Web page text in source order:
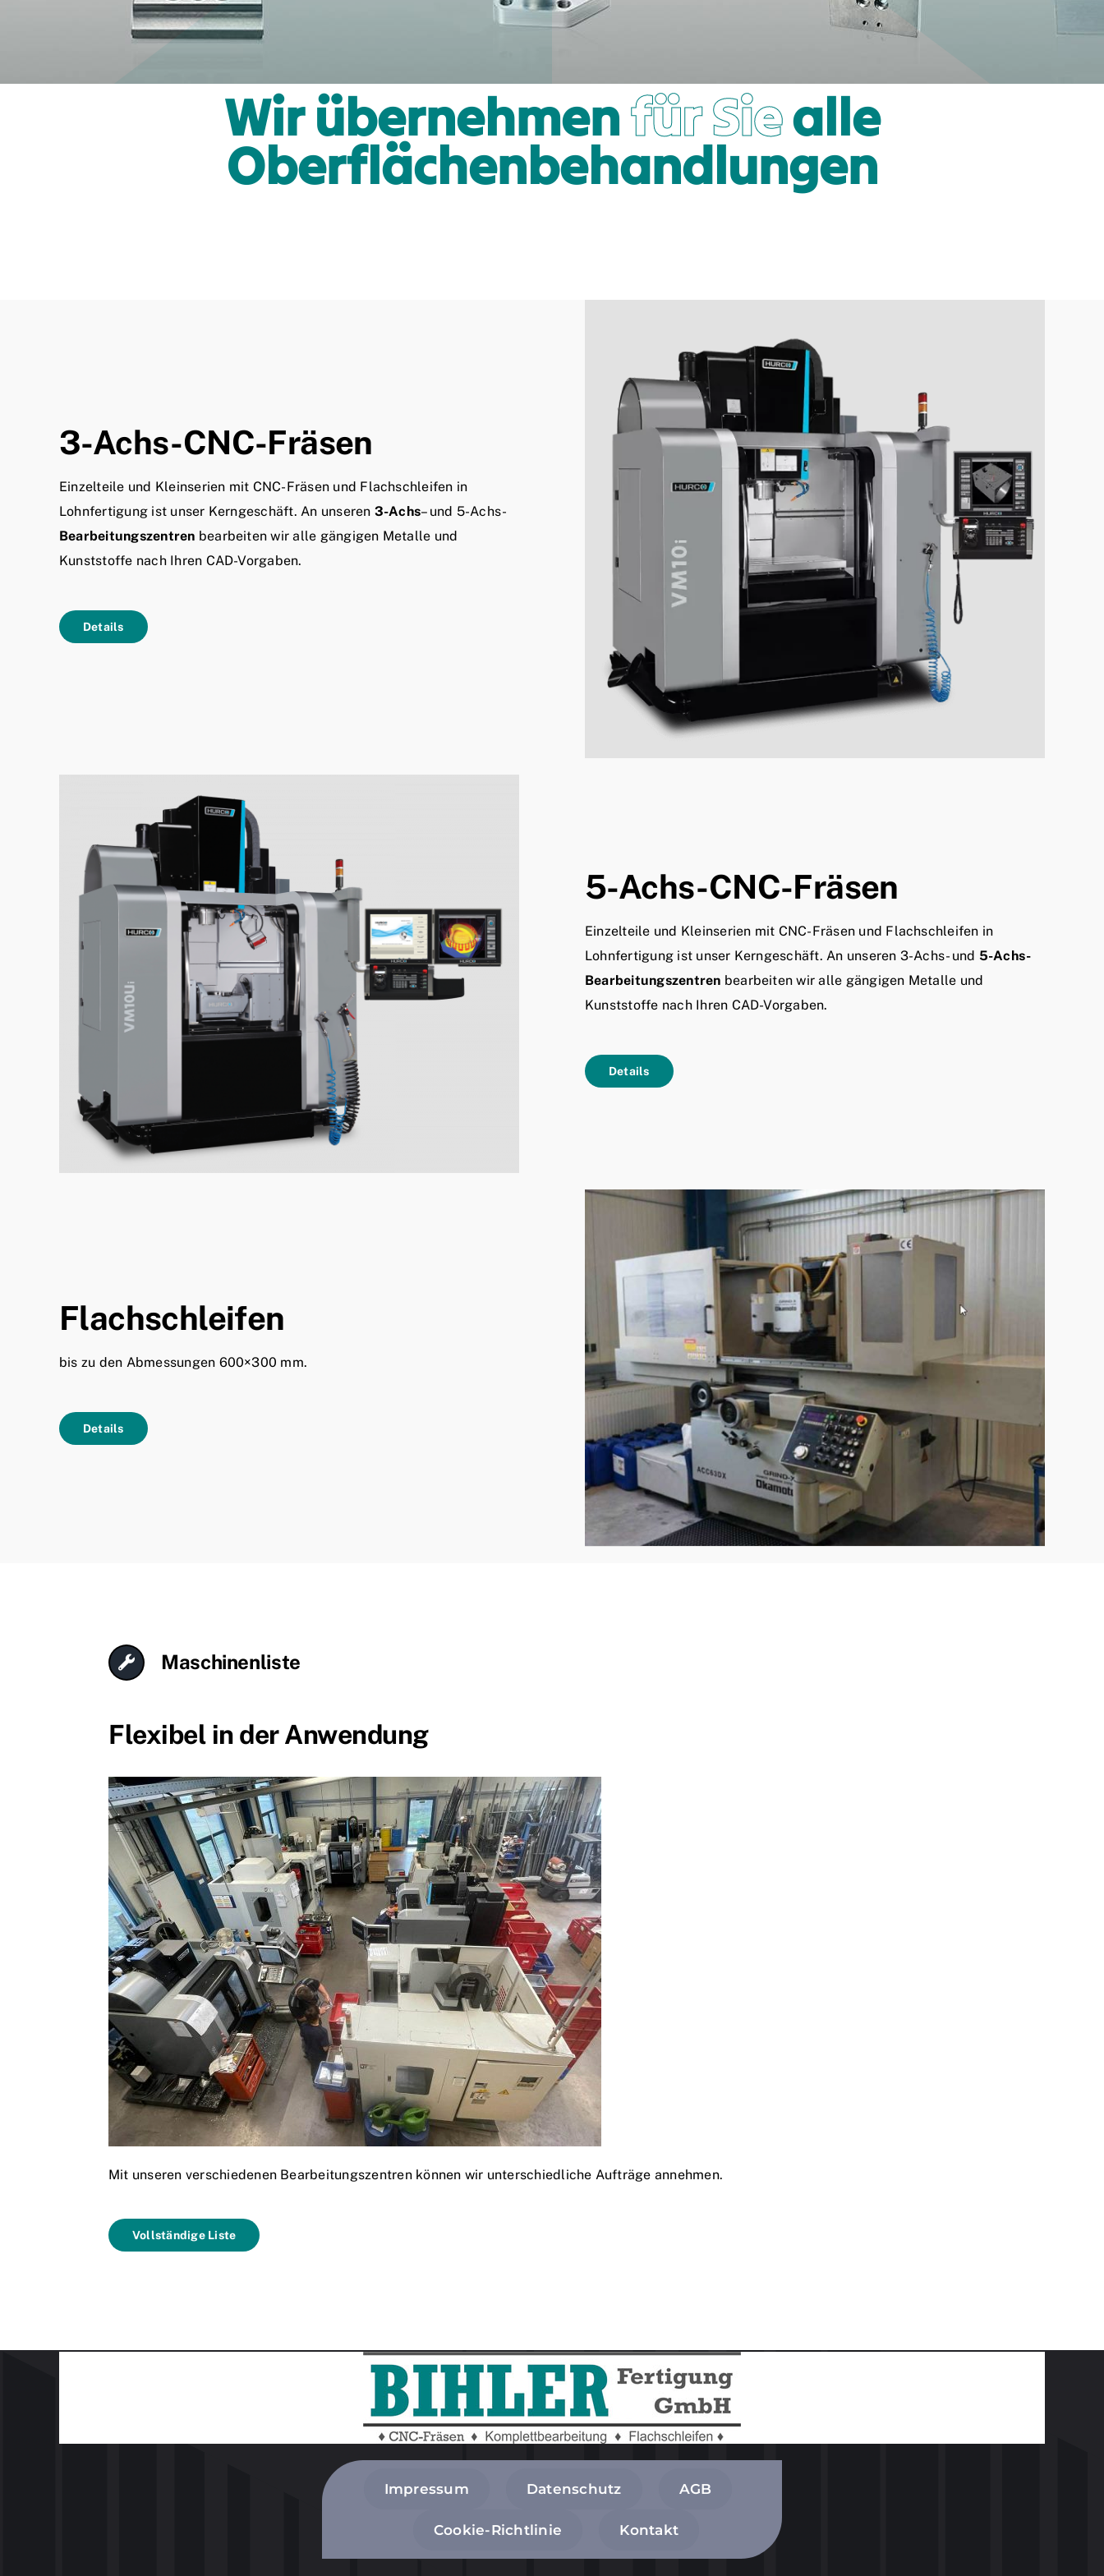
Wir übernehmenfür Siealle
Oberflächenbehandlungen
3-Achs-CNC-Fräsen
Einzelteile und Kleinserien mit CNC-Fräsen und Flachschleifen in
Lohnfertigung ist unser Kerngeschäft. An unseren 3-Achs– und 5-Achs-
Bearbeitungszentren bearbeiten wir alle gängigen Metalle und
Kunststoffe nach Ihren CAD-Vorgaben.
Details
5-Achs-CNC-Fräsen
Einzelteile und Kleinserien mit CNC-Fräsen und Flachschleifen in
Lohnfertigung ist unser Kerngeschäft. An unseren 3-Achs- und 5-Achs-
Bearbeitungszentren bearbeiten wir alle gängigen Metalle und
Kunststoffe nach Ihren CAD-Vorgaben.
Details
Flachschleifen
bis zu den Abmessungen 600×300 mm.
Details
Maschinenliste
Flexibel in der Anwendung
Mit unseren verschiedenen Bearbeitungszentren können wir unterschiedliche Aufträge annehmen.
Vollständige Liste
Impressum Datenschutz AGB
Cookie-Richtlinie Kontakt